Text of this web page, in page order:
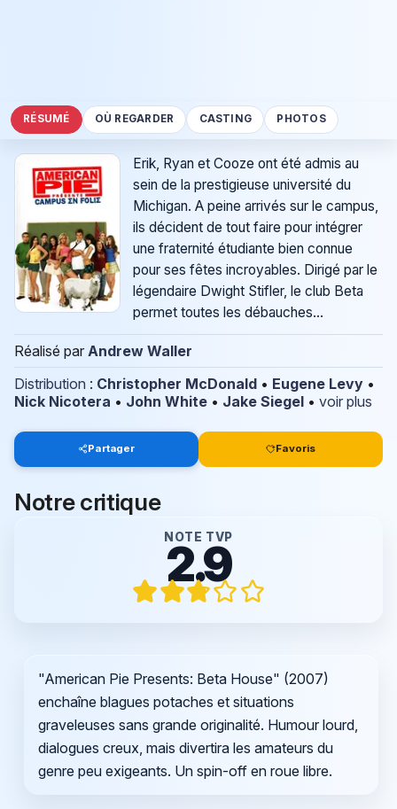
RÉSUMÉ OÙ REGARDER CASTING PHOTOS
Erik, Ryan et Cooze ont été admis au
sein de la prestigieuse université du
Michigan. A peine arrivés sur le campus,
ils décident de tout faire pour intégrer
une fraternité étudiante bien connue
pour ses fêtes incroyables. Dirigé par le
légendaire Dwight Stifler, le club Beta
permet toutes les débauches...
Réalisé par Andrew Waller
Distribution : Christopher McDonald • Eugene Levy •
Nick Nicotera • John White • Jake Siegel • voir plus
Partager Favoris
Notre critique
NOTE TVP
2.9
"American Pie Presents: Beta House" (2007)
enchaîne blagues potaches et situations
graveleuses sans grande originalité. Humour lourd,
dialogues creux, mais divertira les amateurs du
genre peu exigeants. Un spin-off en roue libre.